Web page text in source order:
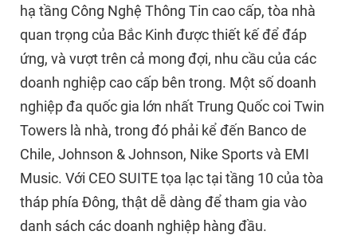
hạ tầng Công Nghệ Thông Tin cao cấp, tòa nhà
quan trọng của Bắc Kinh được thiết kế để đáp
ứng, và vượt trên cả mong đợi, nhu cầu của các
doanh nghiệp cao cấp bên trong. Một số doanh
nghiệp đa quốc gia lớn nhất Trung Quốc coi Twin
Towers là nhà, trong đó phải kể đến Banco de
Chile, Johnson & Johnson, Nike Sports và EMI
Music. Với CEO SUITE tọa lạc tại tầng 10 của tòa
tháp phía Đông, thật dễ dàng để tham gia vào
danh sách các doanh nghiệp hàng đầu.